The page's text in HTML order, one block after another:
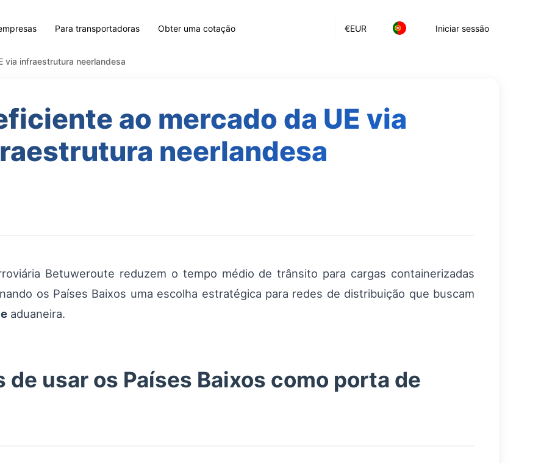
€EUR Iniciar sessão
Para transportadoras Obter uma cotação
via infraestrutura neerlandesa
ao mercado da UE via
neerlandesa
Betuweroute reduzem o tempo médio de trânsito para cargas containerizadas
os Países Baixos uma escolha estratégica para redes de distribuição que buscam
aduaneira.
usar os Países Baixos como porta de